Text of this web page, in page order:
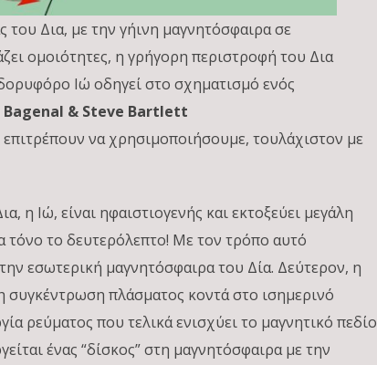
Δια, με την γήινη μαγνητόσφαιρα σε
ομοιότητες, η γρήγορη περιστροφή του Δια
Ιώ οδηγεί στο σχηματισμό ενός
Bagenal & Steve Bartlett
να χρησιμοποιήσουμε, τουλάχιστον με
Ιώ, είναι ηφαιστιογενής και εκτοξεύει μεγάλη
τόνο το δευτερόλεπτο! Με τον τρόπο αυτό
εσωτερική μαγνητόσφαιρα του Δία. Δεύτερον, η
πλάσματος κοντά στο ισημερινό
ρεύματος που τελικά ενισχύει το μαγνητικό πεδίο
ένας “δίσκος” στη μαγνητόσφαιρα με την